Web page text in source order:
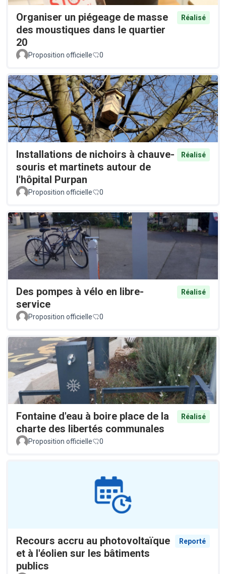
Organiser un piégeage de masse
des moustiques dans le quartier
20
Réalisé
Proposition officielle 0
Installations de nichoirs à chauve-
souris et martinets autour de
l'hôpital Purpan
Réalisé
Proposition officielle 0
Des pompes à vélo en libre-
service
Réalisé
Proposition officielle 0
Fontaine d'eau à boire place de la
charte des libertés communales
Réalisé
Proposition officielle 0
Recours accru au photovoltaïque
et à l'éolien sur les bâtiments
publics
Reporté